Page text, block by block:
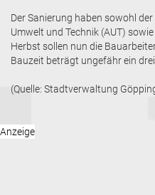
Der Sanierung haben sowohl
Umwelt und Technik (AUT)
Herbst sollen nun die
Bauzeit beträgt ungefähr ein
(Quelle: Stadtverwaltung